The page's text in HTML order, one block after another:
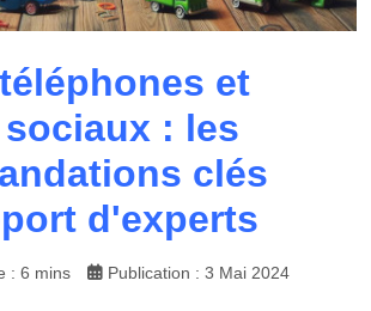
et
: les
clés
d'experts
: 6 mins Publication : 3 Mai 2024